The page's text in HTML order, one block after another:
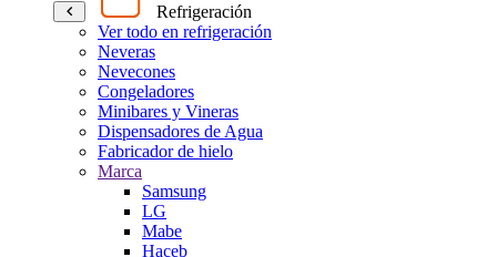
Refrigeración
Ver todo en refrigeración
Neveras
Nevecones
Congeladores
Minibares y Vineras
Dispensadores de Agua
Fabricador de hielo
Marca
Samsung
LG
Mabe
Haceb